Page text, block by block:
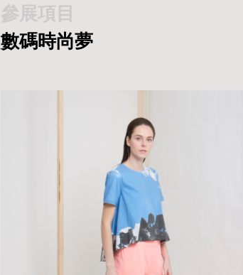
參展項目
數碼時尚夢